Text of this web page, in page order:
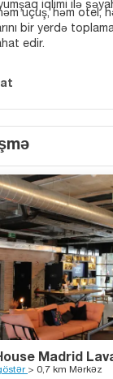
iqlimi ilə
uçuş, həm otel,
bir yerdə
edir.
Madrid
> 0,7 km Mərkəz